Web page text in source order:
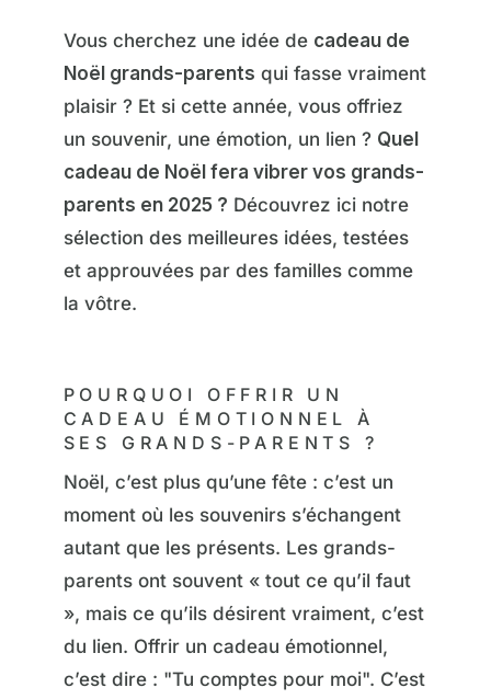
Vous cherchez une idée de cadeau de
Noël grands-parents qui fasse vraiment
plaisir ? Et si cette année, vous offriez
un souvenir, une émotion, un lien ? Quel
cadeau de Noël fera vibrer vos grands-
parents en 2025 ? Découvrez ici notre
sélection des meilleures idées, testées
et approuvées par des familles comme
la vôtre.
POURQUOI OFFRIR UN
CADEAU ÉMOTIONNEL À
SES GRANDS-PARENTS ?
Noël, c’est plus qu’une fête : c’est un
moment où les souvenirs s’échangent
autant que les présents. Les grands-
parents ont souvent « tout ce qu’il faut
», mais ce qu’ils désirent vraiment, c’est
du lien. Offrir un cadeau émotionnel,
c’est dire : "Tu comptes pour moi". C’est